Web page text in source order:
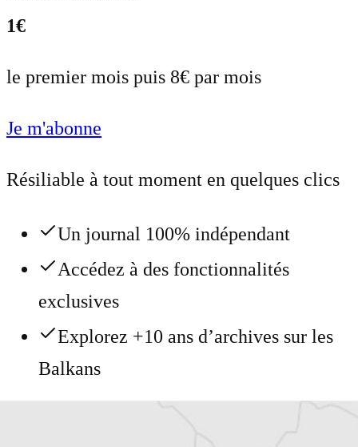
1€
le premier mois puis 8€ par mois
Je m'abonne
Résiliable à tout moment en quelques clics
Un journal 100% indépendant
Accédez à des fonctionnalités
exclusives
Explorez +10 ans d’archives sur les
Balkans